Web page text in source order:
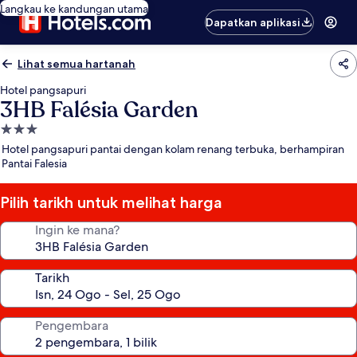
Langkau ke kandungan utama
Dapatkan aplikasi
Lihat semua hartanah
Hotel pangsapuri
3HB Falésia Garden
Hartanah
3.0
bintang
Hotel pangsapuri pantai dengan kolam renang terbuka, berhampiran
Pantai Falesia
Pilih tarikh untuk melihat harga
Ingin ke mana?
Tarikh
Pengembara